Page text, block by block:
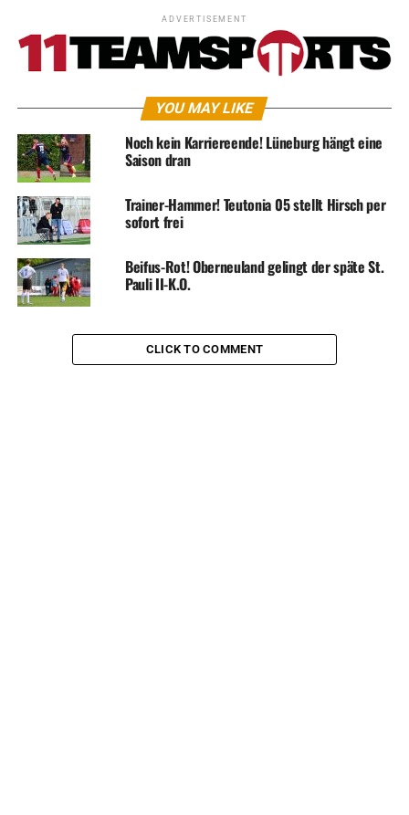
ADVERTISEMENT
YOU MAY LIKE
Noch kein Karriereende! Lüneburg hängt eine
Saison dran
Trainer-Hammer! Teutonia 05 stellt Hirsch per
sofort frei
Beifus-Rot! Oberneuland gelingt der späte St.
Pauli II-K.O.
CLICK TO COMMENT